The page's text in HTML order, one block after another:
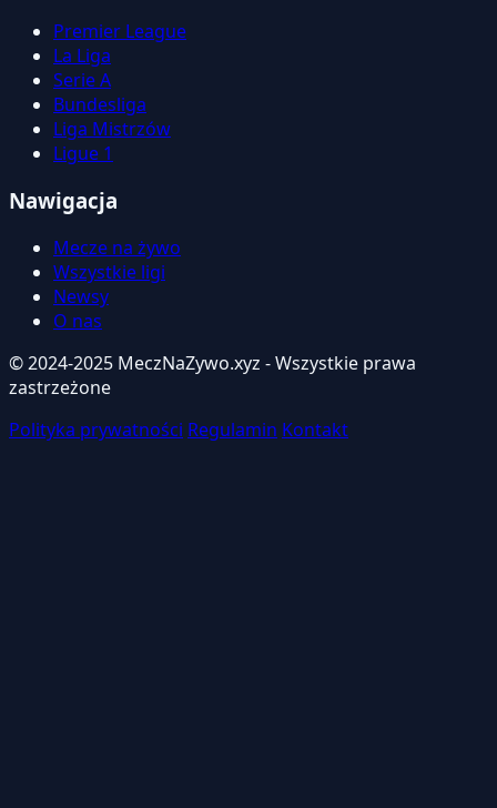
Premier League
La Liga
Serie A
Bundesliga
Liga Mistrzów
Ligue 1
Nawigacja
Mecze na żywo
Wszystkie ligi
Newsy
O nas
© 2024-2025 MeczNaZywo.xyz - Wszystkie prawa
zastrzeżone
Polityka prywatności Regulamin Kontakt